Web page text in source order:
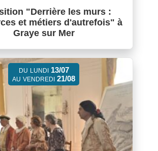
"Derrière les murs :
et métiers d'autrefois" à
Graye sur Mer
DU LUNDI 13/07
AU VENDREDI 21/08